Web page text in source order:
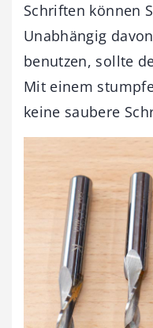
Schriften können
Unabhängig
benutzen, sollte
Mit einem
keine saubere